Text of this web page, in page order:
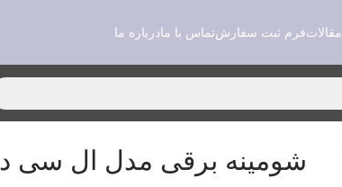
مقالاتفرم ثبت سفارشتماس با مادرباره ما
شومینه برقی مدل ال سی دی